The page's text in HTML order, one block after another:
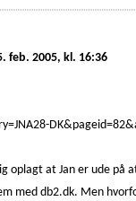
feb. 2005, kl. 16:36
at Jan er ude på
med db2.dk. Men